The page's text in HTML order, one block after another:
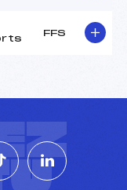
FFS